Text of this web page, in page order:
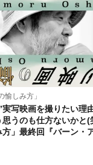
しみ方」
写映画を撮りたい理
うのも仕方ないかと
方」最終回『バーン・